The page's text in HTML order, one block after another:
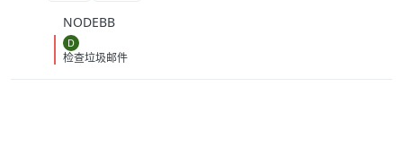
NODEBB
D
检查垃圾邮件